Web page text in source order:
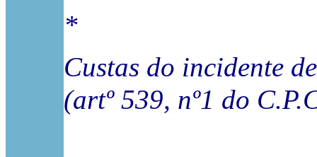
*
Custas do incidente
(artº 539, nº1 do